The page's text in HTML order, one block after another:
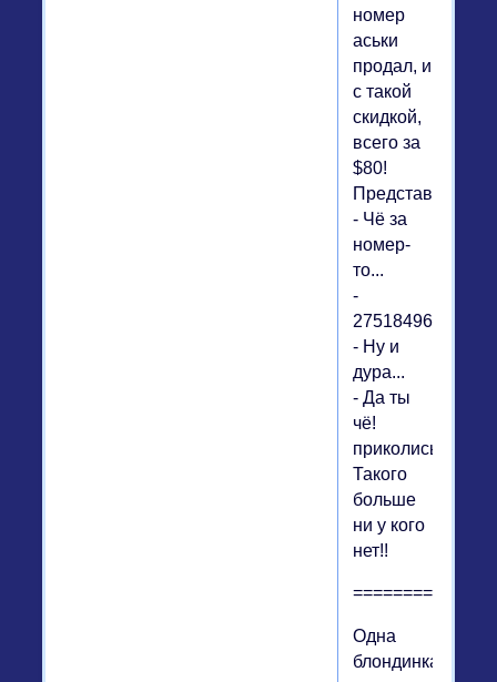
номер
аськи
продал, и
с такой
скидкой,
всего за
$80!
Представляешь?
- Чё за
номер-
то...
-
275184961
- Ну и
дура...
- Да ты
чё!
приколись!
Такого
больше
ни у кого
нет!!
Одна
блондинка